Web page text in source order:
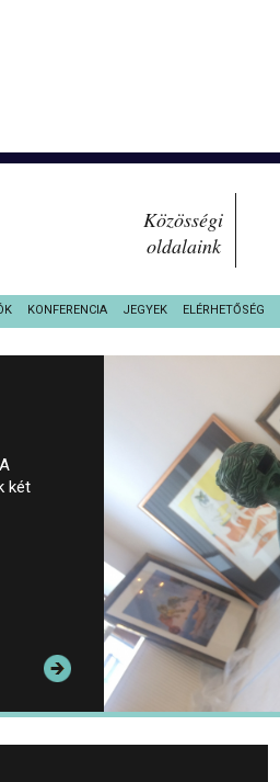
Közösségi
oldalaink
KONFERENCIA JEGYEK ELÉRHETŐSÉG
két